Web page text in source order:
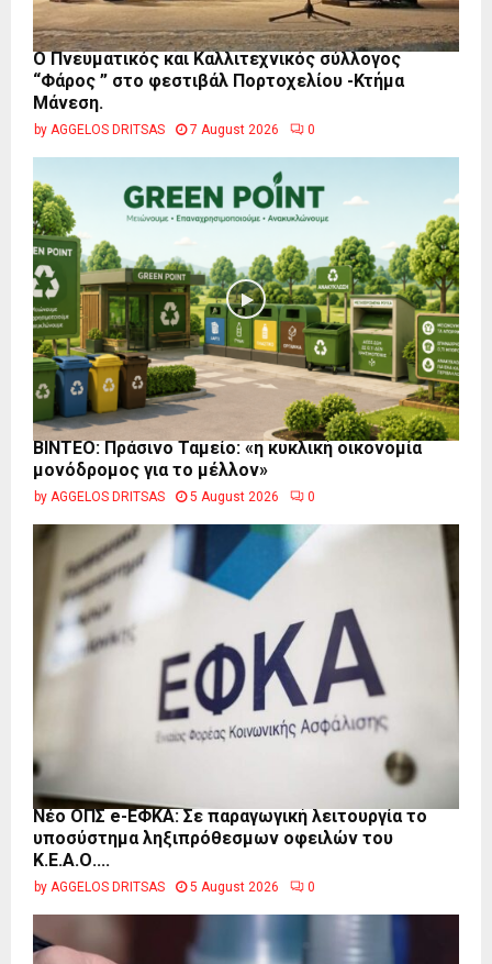
Ο Πνευματικός και Καλλιτεχνικός σύλλογος
“Φάρος ” στο φεστιβάλ Πορτοχελίου -Κτήμα
Μάνεση.
by AGGELOS DRITSAS 7 August 2026 0
BINTEO: Πράσινο Ταμείο: «η κυκλική οικονομία
μονόδρομος για το μέλλον»
by AGGELOS DRITSAS 5 August 2026 0
Νέο ΟΠΣ e-ΕΦΚΑ: Σε παραγωγική λειτουργία το
υποσύστημα ληξιπρόθεσμων οφειλών του
Κ.Ε.Α.Ο....
by AGGELOS DRITSAS 5 August 2026 0